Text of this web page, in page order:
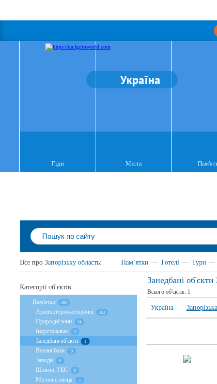
Україна
Гіди Міста
Все про Запорізьку область: Пам`ятки — Готелі — Тури —
Занедбані об'єкти
Всього об'єктів: 1
Україна
Категорії об'єктів
Пам'ятки 293
Архітектурно-історичні 262
Природні зони 34
Індустріальні 1
Занедбані об'єкти 1
Воєнні бази 0
Заводи 0
Шлюзи, ГЕС 0
Містичні місця 1